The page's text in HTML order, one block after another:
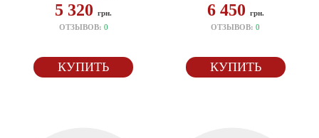
5 320грн.
ОТЗЫВОВ: 0
КУПИТЬ
6 450 грн.
ОТЗЫВОВ:0
КУПИТЬ